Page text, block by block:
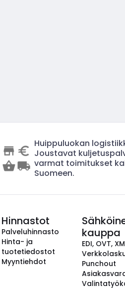
Huippuluokan
Joustavat
varmat toimitukset
Suomeen.
Hinnastot
Palveluhinnasto
Hinta- ja
tuotetiedostot
Myyntiehdot
kauppa
EDI, OVT,
Punchout